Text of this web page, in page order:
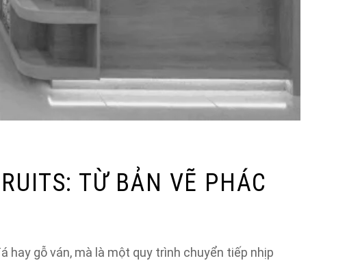
TỪ BẢN VẼ PHÁC
hay gỗ ván, mà là một quy trình chuyển tiếp nhịp